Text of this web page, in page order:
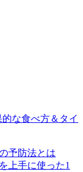
な食べ方＆タイ
予防法とは
上手に使った1